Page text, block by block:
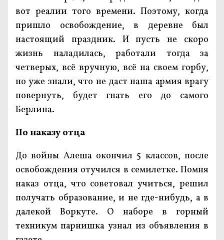
вот реалии того времени. Поэтому, когда
пришло освобождение, в деревне был
настоящий праздник. И пусть не скоро
жизнь наладилась, работали тогда за
четверых, всё вручную, всё на своем горбу,
но уже знали, что не даст наша армия врагу
повернуть, будет гнать его до самого
Берлина.
По наказу отца
До войны Алеша окончил 5 классов, после
освобождения отучился в семилетке. Помня
наказ отца, что советовал учиться, решил
получать образование, и не где-нибудь, а в
далекой Воркуте. О наборе в горный
техникум парнишка узнал из объявления в